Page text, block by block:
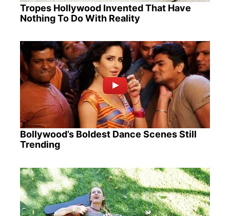
Tropes Hollywood Invented That Have
Nothing To Do With Reality
Bollywood’s Boldest Dance Scenes Still
Trending